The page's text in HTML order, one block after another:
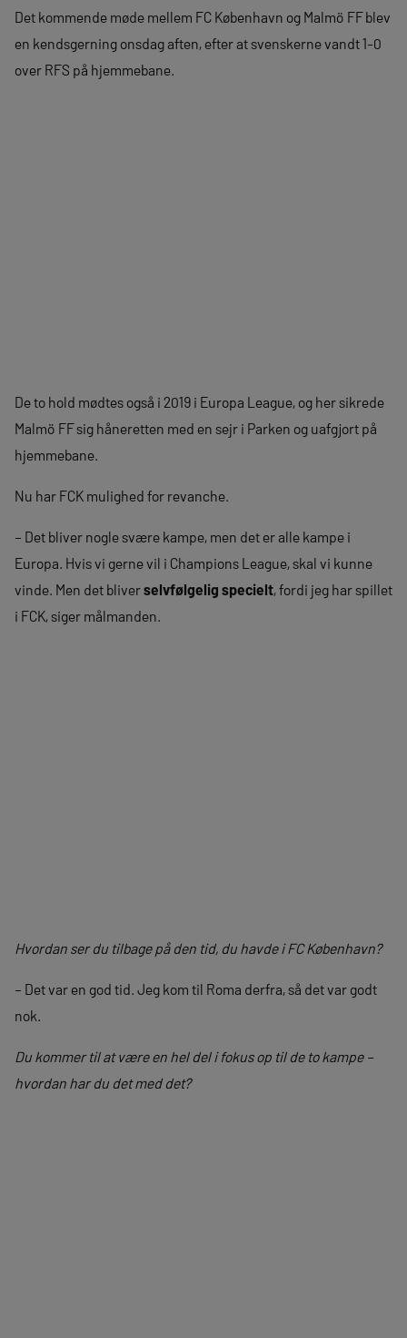
Det kommende møde mellem FC København og Malmö FF blev
en kendsgerning onsdag aften, efter at svenskerne vandt 1-0
over RFS på hjemmebane.
De to hold mødtes også i 2019 i Europa League, og her sikrede
Malmö FF sig håneretten med en sejr i Parken og uafgjort på
hjemmebane.
Nu har FCK mulighed for revanche.
– Det bliver nogle svære kampe, men det er alle kampe i
Europa. Hvis vi gerne vil i Champions League, skal vi kunne
vinde. Men det bliverselvfølgelig specielt, fordi jeg har spillet
i FCK, siger målmanden.
Hvordan ser du tilbage på den tid, du havde i FC København?
– Det var en god tid. Jeg kom til Roma derfra, så det var godt
nok.
Du kommer til at være en hel del i fokus op til de to kampe –
hvordan har du det med det?